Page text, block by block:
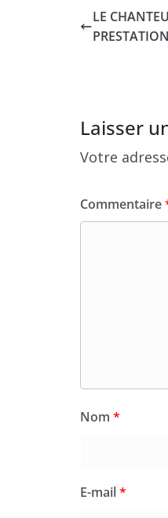
LE
Laisser
Votre
Commentaire
Nom *
E-mail*